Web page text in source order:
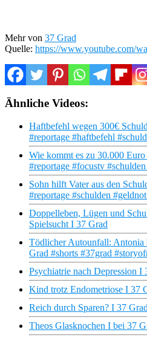
Mehr von 37 Grad
Quelle: https://www.youtube.com/
Ähnliche Videos:
Haftbefehl wegen 300€
#reportage #haftbefehl
Wie kommt es zu 30.000
#reportage #focustv
Sohn hilft Vater aus den
#reportage #schulden
Doppelleben, Lügen und
Spielsucht I 37 Grad
Tödlicher Autounfall: Antonia
Grad #shorts #37grad
Psychiatrie nach Depression
Kind trotz Endometriose I 37
Reich durch Sparen? I 37
Theos Glasknochen I bei 37